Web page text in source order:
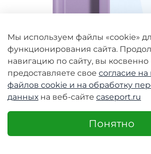
Чехол книжка фиолетового цвета
Чехол-книжка фиолетового цвета
Series для Samsung Galaxy A36 5G и
Мы используем файлы «cookie»
функционирования сайта.
навигацию по сайту, вы косвенно
предоставляете свое согласие
файлов cookie и на обработку
данных на веб-сайте caseport.ru
Понятно